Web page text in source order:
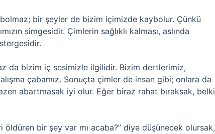
bir şeyler de bizim içimizde kaybolur. Çünkü
simgesidir. Çimlerin sağlıklı kalması, aslında
da bizim iç sesimizle ilgilidir. Bizim dertlerimiz,
çabamız. Sonuçta çimler de insan gibi; onlara da
abartmasak iyi olur. Eğer biraz rahat bıraksak, belki
öldüren bir şey var mı acaba?” diye düşünecek olursak,